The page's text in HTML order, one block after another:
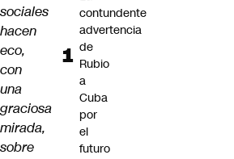
sociales
hacen
eco,
con
una
graciosa
mirada,
sobre
contundente
advertencia
de
Rubio
a
Cuba
por
el
futuro